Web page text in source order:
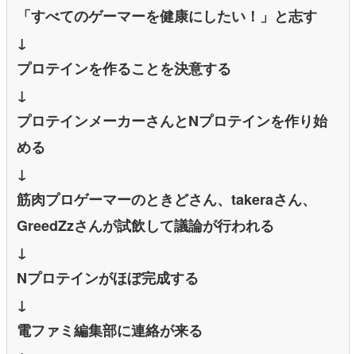
「すべてのゲーマーを健康にしたい！」と志す
↓
プロテインを作ることを決意する
↓
プロテインメーカーさんとNプロテインを作り始
める
↓
筋肉プロゲーマーのときどさん、takeraさん、
GreedZzさんが試飲して議論が行われる
↓
Nプロテインがほぼ完成する
↓
電ファミ編集部に連絡が来る